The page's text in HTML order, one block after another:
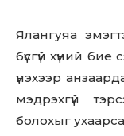
Ялангуяа
бүсгүй хүний
үнэхээр
мэдрэхгүй
болохыг